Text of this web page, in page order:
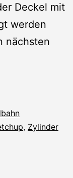
Deckel mit
werden
nächsten
, Zylinder